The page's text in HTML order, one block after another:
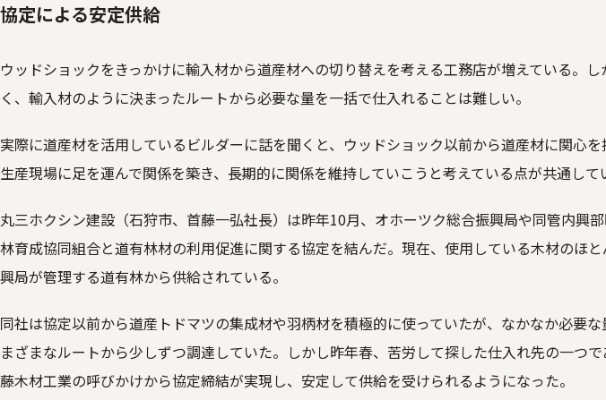
協定による安定供給
ウッドショックをきっかけに輸入材から道産材への切り替えを考える工務店が増えている。
く、輸入材のように決まったルートから必要な量を一括で仕入れることは難しい。
実際に道産材を活用しているビルダーに話を聞くと、ウッドショック以前から道産材に関心を
生産現場に足を運んで関係を築き、長期的に関係を維持していこうと考えている点が共通して
丸三ホクシン建設（石狩市、首藤一弘社長）は昨年10月、オホーツク総合振興局や同管内興
林育成協同組合と道有林材の利用促進に関する協定を結んだ。現在、使用している木材のほ
興局が管理する道有林から供給されている。
同社は協定以前から道産トドマツの集成材や羽柄材を積極的に使っていたが、なかなか必要な
まざまなルートから少しずつ調達していた。しかし昨年春、苦労して探した仕入れ先の一つ
藤木材工業の呼びかけから協定締結が実現し、安定して供給を受けられるようになった。